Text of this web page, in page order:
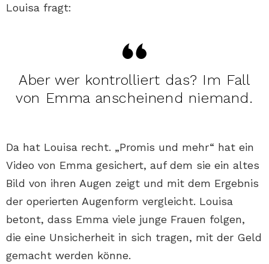
Louisa fragt:
Aber wer kontrolliert das? Im Fall
von Emma anscheinend niemand.
Da hat Louisa recht. „Promis und mehr“ hat ein
Video von Emma gesichert, auf dem sie ein altes
Bild von ihren Augen zeigt und mit dem Ergebnis
der operierten Augenform vergleicht. Louisa
betont, dass Emma viele junge Frauen folgen,
die eine Unsicherheit in sich tragen, mit der Geld
gemacht werden könne.